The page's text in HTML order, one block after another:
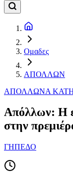
Ομαδες
ΑΠΟΛΛΩΝ
ΑΠΟΛΛΩΝΑ
Απόλλων: Η
στην
ΓΗΠΕΔΟ